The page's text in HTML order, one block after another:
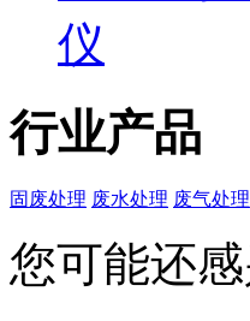
仪
行业产品
固废处理 废水处理 废气处理
您可能还感